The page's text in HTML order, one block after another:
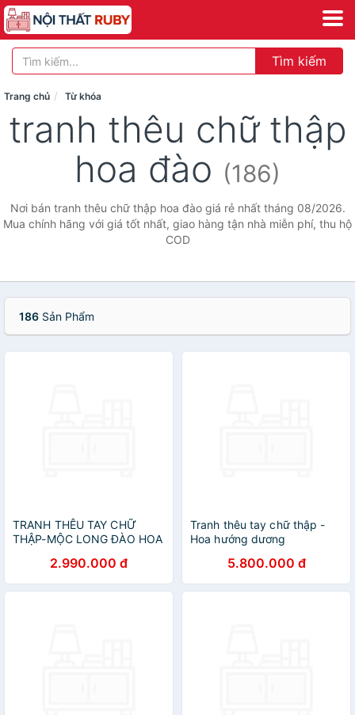
Tìm kiếm
Trang chủ Từ khóa
tranh thêu chữ thập
hoa đào (186)
Nơi bán tranh thêu chữ thập hoa đào giá rẻ nhất tháng 08/2026.
Mua chính hãng với giá tốt nhất, giao hàng tận nhà miễn phí, thu hộ
COD
186 Sản Phẩm
TRANH THÊU TAY CHỮ
THẬP-MỘC LONG ĐÀO HOA
2.990.000 đ
Tranh thêu tay chữ thập -
Hoa hướng dương
5.800.000 đ